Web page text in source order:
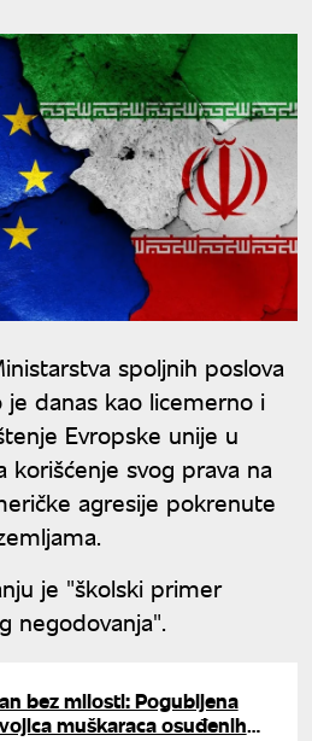
spoljnih poslova
je danas kao licemerno i
Evropske unije u
korišćenje svog prava na
agresije pokrenute
je "školski primer
negodovanja".
bez milosti: Pogubljena
muškaraca osuđenih